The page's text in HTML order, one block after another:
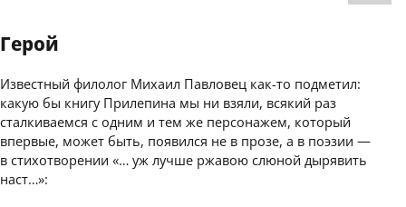
Герой
Известный филолог Михаил Павловец как-то подметил:
какую бы книгу Прилепина мы ни взяли, всякий раз
сталкиваемся с одним и тем же персонажем, который
впервые, может быть, появился не в прозе, а в поэзии —
в стихотворении «… уж лучше ржавою слюной дырявить
наст…»: